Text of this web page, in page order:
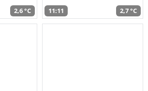
2,6 °C 11:11 2,7 °C